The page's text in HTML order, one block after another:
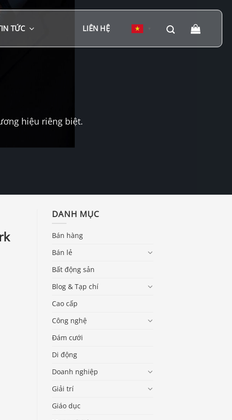
TỨC LIÊN HỆ
hiệu riêng biệt.
DANH MỤC
Bán hàng
Bán lẻ
Bất động sản
Blog & Tạp chí
Cao cấp
Công nghệ
Đám cưới
Di động
Doanh nghiệp
Giải trí
Giáo dục